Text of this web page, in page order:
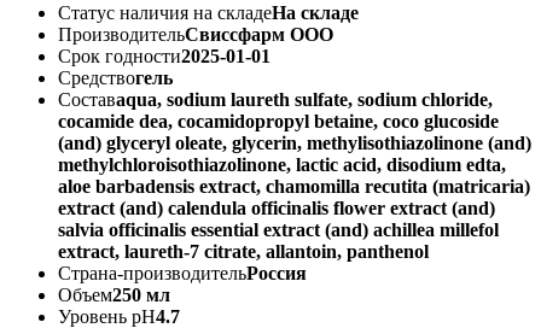
Статус наличия на складеНа складе
ПроизводительСвиссфарм ООО
Срок годности2025-01-01
Средствогель
Составaqua, sodium laureth sulfate, sodium chloride,
cocamide dеа, сocamidopropyl betaine, coco glucoside
(and) glyceryl oleate, glycerin, methylisothiazolinone (and)
methylchloroisothiazolinonе, lactic acid, disodium edta,
aloe barbadensis extract, chamomilla recutita (matricaria)
extract (and) calendula officinalis flower extract (and)
salvia officinalis essential extract (and) achillea millefol
extract, laureth-7 citrate, allantoin, panthenol
Страна-производительРоссия
Объем250 мл
Уровень pH4.7